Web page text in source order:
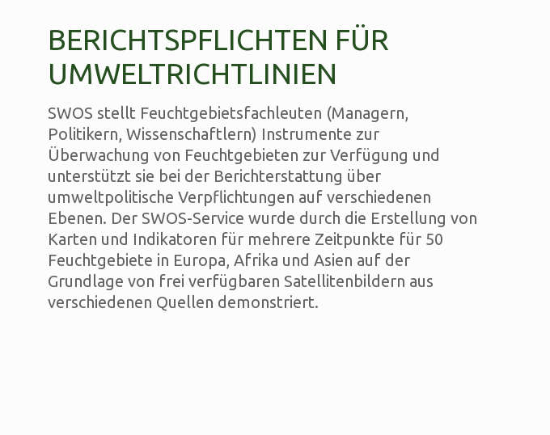
BERICHTSPFLICHTEN FÜR
UMWELTRICHTLINIEN
SWOS stellt Feuchtgebietsfachleuten (Managern,
Politikern, Wissenschaftlern) Instrumente zur
Überwachung von Feuchtgebieten zur Verfügung und
unterstützt sie bei der Berichterstattung über
umweltpolitische Verpflichtungen auf verschiedenen
Ebenen. Der SWOS-Service wurde durch die Erstellung von
Karten und Indikatoren für mehrere Zeitpunkte für 50
Feuchtgebiete in Europa, Afrika und Asien auf der
Grundlage von frei verfügbaren Satellitenbildern aus
verschiedenen Quellen demonstriert.